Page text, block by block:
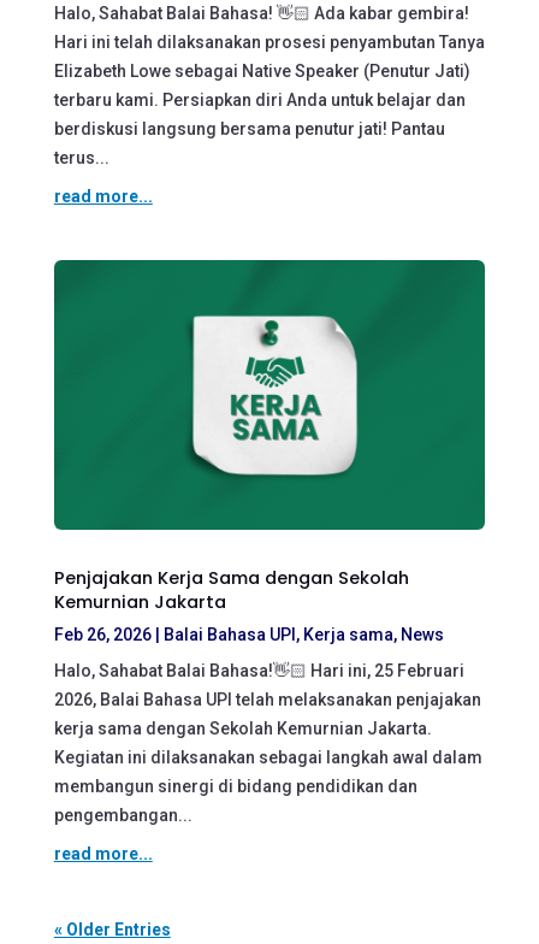
Halo, Sahabat Balai Bahasa! 👋🏻 Ada kabar gembira!
Hari ini telah dilaksanakan prosesi penyambutan Tanya
Elizabeth Lowe sebagai Native Speaker (Penutur Jati)
terbaru kami. Persiapkan diri Anda untuk belajar dan
berdiskusi langsung bersama penutur jati! Pantau
terus...
read more...
Penjajakan Kerja Sama dengan Sekolah
Kemurnian Jakarta
Feb 26, 2026| Balai Bahasa UPI , Kerja sama, News
Halo, Sahabat Balai Bahasa!👋🏻 Hari ini, 25 Februari
2026, Balai Bahasa UPI telah melaksanakan penjajakan
kerja sama dengan Sekolah Kemurnian Jakarta.
Kegiatan ini dilaksanakan sebagai langkah awal dalam
membangun sinergi di bidang pendidikan dan
pengembangan...
read more...
« Older Entries